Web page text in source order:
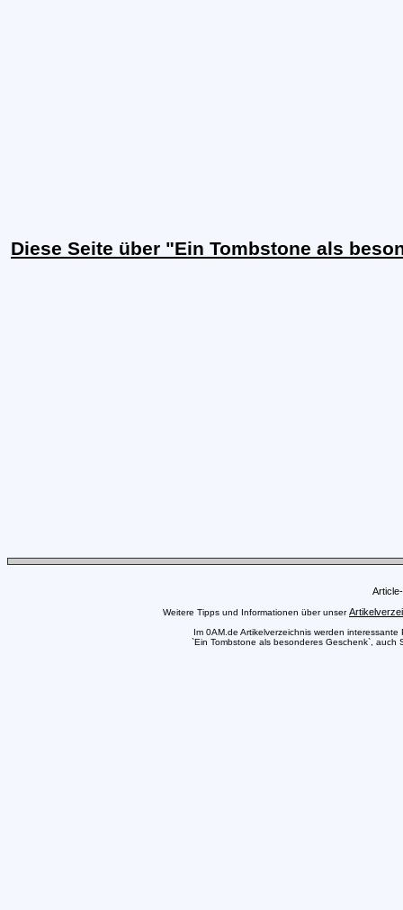
Diese Seite über "Ein Tombstone als
Weitere Tipps und Informationen über unser
Im 0AM.de Artikelverzeichnis werden
`Ein Tombstone als besonderes Geschenk`,